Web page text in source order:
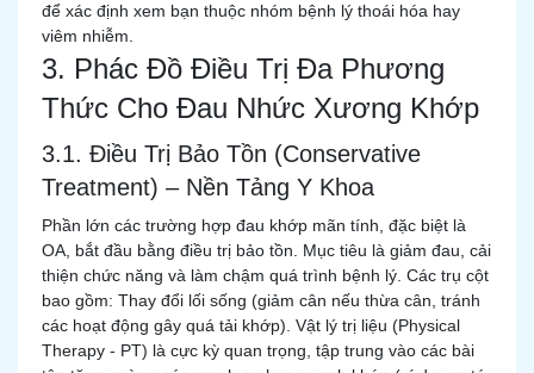
để xác định xem bạn thuộc nhóm bệnh lý thoái hóa hay
viêm nhiễm.
3. Phác Đồ Điều Trị Đa Phương
Thức Cho Đau Nhức Xương Khớp
3.1. Điều Trị Bảo Tồn (Conservative
Treatment) – Nền Tảng Y Khoa
Phần lớn các trường hợp đau khớp mãn tính, đặc biệt là
OA, bắt đầu bằng điều trị bảo tồn. Mục tiêu là giảm đau, cải
thiện chức năng và làm chậm quá trình bệnh lý. Các trụ cột
bao gồm: Thay đổi lối sống (giảm cân nếu thừa cân, tránh
các hoạt động gây quá tải khớp). Vật lý trị liệu (Physical
Therapy - PT) là cực kỳ quan trọng, tập trung vào các bài